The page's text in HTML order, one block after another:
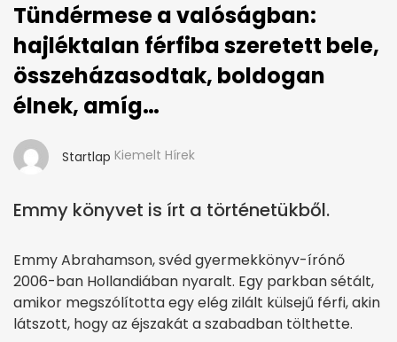
Tündérmese a valóságban:
hajléktalan férfiba szeretett bele,
összeházasodtak, boldogan
élnek, amíg…
Startlap Kiemelt Hírek
Emmy könyvet is írt a történetükből.
Emmy Abrahamson, svéd gyermekkönyv-írónő
2006-ban Hollandiában nyaralt. Egy parkban sétált,
amikor megszólította egy elég zilált külsejű férfi, akin
látszott, hogy az éjszakát a szabadban tölthette.